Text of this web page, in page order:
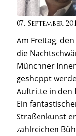
07. September
Am Freitag,
die
Münchner
geshoppt
Auftritte in den
Ein
Straßenkunst
zahlreichen